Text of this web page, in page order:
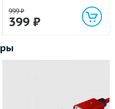
999₽
399 ₽